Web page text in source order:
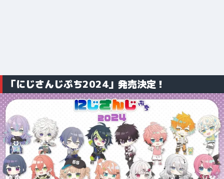
「にじさんじぷち2024」発売決定！